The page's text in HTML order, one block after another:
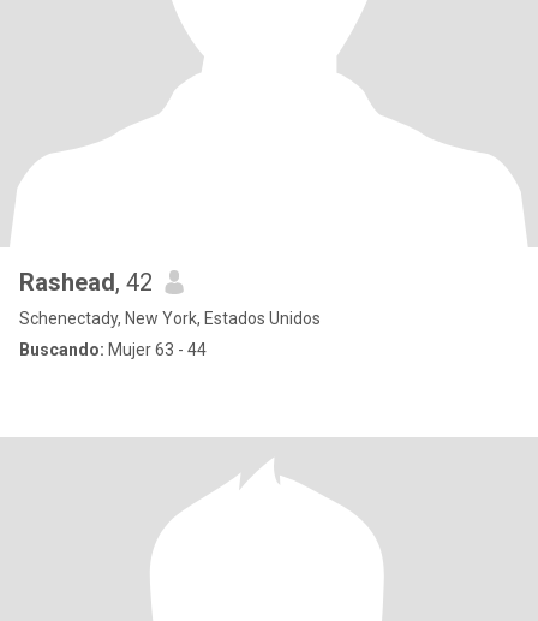
Rashead, 42
Schenectady, New York, Estados Unidos
Buscando: Mujer 63 - 44